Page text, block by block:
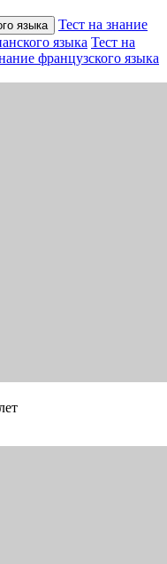
языка
Тест на знание
языка Тест на
французского языка